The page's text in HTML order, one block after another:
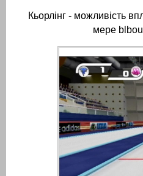
Кьорлінг - можливість
мере